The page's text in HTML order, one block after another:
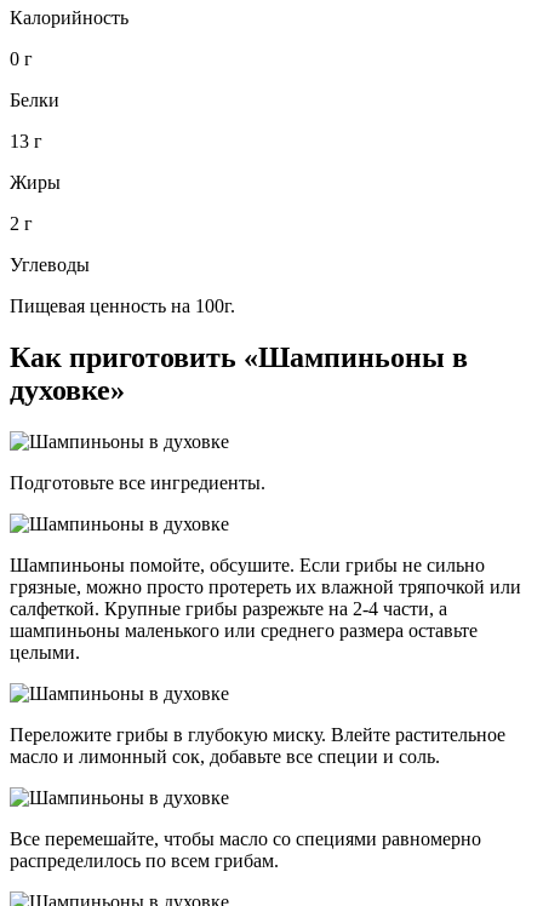
Калорийность
0 г
Белки
13 г
Жиры
2 г
Углеводы
Пищевая ценность на 100г.
Как приготовить «Шампиньоны в
духовке»
Подготовьте все ингредиенты.
Шампиньоны помойте, обсушите. Если грибы не сильно
грязные, можно просто протереть их влажной тряпочкой или
салфеткой. Крупные грибы разрежьте на 2-4 части, а
шампиньоны маленького или среднего размера оставьте
целыми.
Переложите грибы в глубокую миску. Влейте растительное
масло и лимонный сок, добавьте все специи и соль.
Все перемешайте, чтобы масло со специями равномерно
распределилось по всем грибам.